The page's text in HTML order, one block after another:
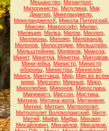
Мещанство, Мизантроп,
Мизогинисты, Мизулина, Мик
Джаггер Микеланджело
МикеланджелоХ Микола Питерский
Микоян, Микрософт, Милан,
Милиция Милка Милле Миллер
Миллионы Милляр Милованов
Милонов Милосердие Мильштейн
Мильштейнню Милюков Мимоза
Минет, Минетка Минетки Минздрав
Мини-юбка Министр Министр
обороны Министры Миннелли
Минск Минтчица Мир Мир во всём
мире, Мирзоян, Мирные, Миро,
Миролюбие Миронов Мирослава
Мирювисч
Миссон Мистика
Митина Митина-жопа Митинаню
Митинг, Митрич Митрополит,
Митрополит Волоколамский Митя
Митяй, Мифи, Мифы, Михаил
Михайлович
Михайлов, Михалков,